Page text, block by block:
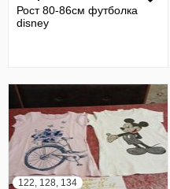
Рост 80-86см футболка
disney
122, 128, 134